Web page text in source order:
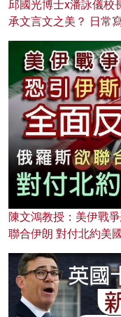
邱國光博士x潘詠儀校
承文言文之美？ 日常
陳文鴻教授：美伊戰
聯合伊朗 對付北約美